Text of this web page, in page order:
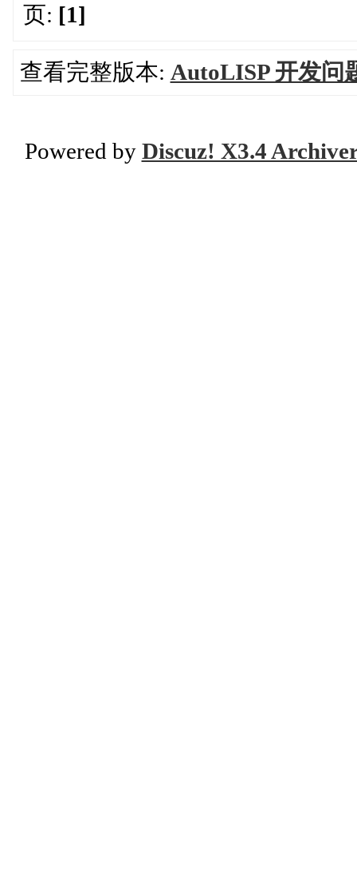
页: [1]
查看完整版本: AutoLISP 开发问
Powered by Discuz! X3.4